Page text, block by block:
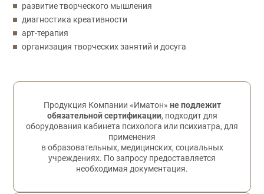
развитие творческого мышления
диагностика креативности
арт-терапия
организация творческих занятий и досуга
Обратная связь
Продукция Компании «Иматон» не подлежит
обязательной сертификации, подходит для
оборудования кабинета психолога или психиатра, для
применения
в образовательных, медицинских, социальных
учреждениях. По запросу предоставляется
необходимая документация.